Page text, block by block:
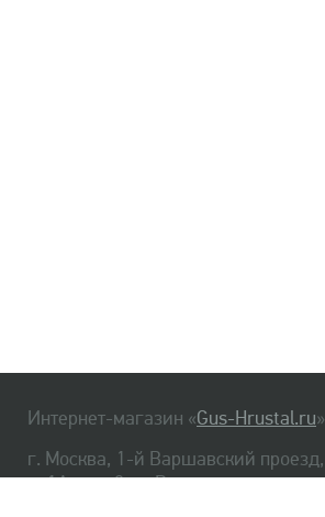
Интернет-магазин «Gus-Hrustal.ru»
г. Москва, 1-й Варшавский проезд,
д. 1А, стр. 3, м. Варшавская